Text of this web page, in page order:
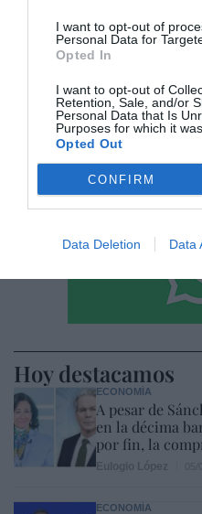
I want to opt-out of
Personal Data for
Opted In
I want to opt-out of
Retention, Sale, and/or
Personal Data that Is
Purposes for which it
Opted Out
CONFIRM
Data Deletion Data
He leído y acepto las
Hoy destacamos
ECONOMÍA
A pesar de
en la décima
por fin, la
ECONOMÍA